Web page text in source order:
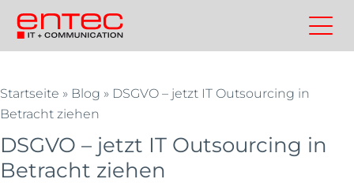
Zum
Inhalt
springen
Entec
|
Outsourcing
und
Cloud
Kontakt Suchen
Startseite » Blog » DSGVO – jetzt IT Outsourcing in
Betracht ziehen
DSGVO – jetzt IT Outsourcing in
Betracht ziehen